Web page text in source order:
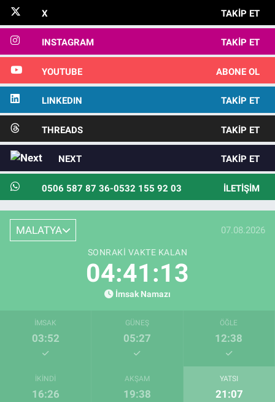
X TAKIP ET
INSTAGRAM TAKIP ET
YOUTUBE ABONE OL
LINKEDIN TAKIP ET
THREADS TAKIP ET
NEXT TAKIP ET
0506 587 87 36-0532 155 92 03 İLETIŞIM
MALATYA 07.08.2026
SONRAKI VAKTE KALAN
04:41:12
İmsak Namazı
İMSAK
03:52
GÜNEŞ
05:27
ÖĞLE
12:38
İKINDI
16:26
AKŞAM
19:38
YATSI
21:07